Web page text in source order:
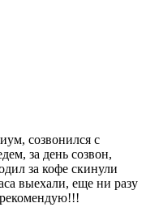
созвонился с
за день созвон,
за кофе скинули
выехали, еще ни разу